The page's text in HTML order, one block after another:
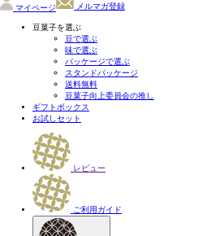
マイページ メルマガ登録
豆菓子を選ぶ
豆で選ぶ
味で選ぶ
パッケージで選ぶ
スタンドパッケージ
送料無料
豆菓子向上委員会の推し
ギフトボックス
お試しセット
レビュー
ご利用ガイド